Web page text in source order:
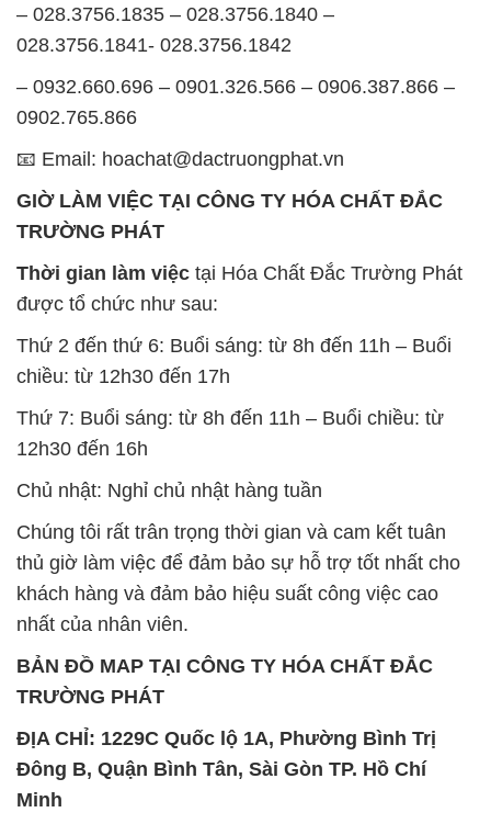
– 028.3756.1835 – 028.3756.1840 –
028.3756.1841- 028.3756.1842
– 0932.660.696 – 0901.326.566 – 0906.387.866 –
0902.765.866
📧 Email: hoachat@dactruongphat.vn
GIỜ LÀM VIỆC TẠI CÔNG TY HÓA CHẤT ĐẮC
TRƯỜNG PHÁT
Thời gian làm việc tại Hóa Chất Đắc Trường Phát
được tổ chức như sau:
Thứ 2 đến thứ 6: Buổi sáng: từ 8h đến 11h – Buổi
chiều: từ 12h30 đến 17h
Thứ 7: Buổi sáng: từ 8h đến 11h – Buổi chiều: từ
12h30 đến 16h
Chủ nhật: Nghỉ chủ nhật hàng tuần
Chúng tôi rất trân trọng thời gian và cam kết tuân
thủ giờ làm việc để đảm bảo sự hỗ trợ tốt nhất cho
khách hàng và đảm bảo hiệu suất công việc cao
nhất của nhân viên.
BẢN ĐỒ MAP TẠI CÔNG TY HÓA CHẤT ĐẮC
TRƯỜNG PHÁT
ĐỊA CHỈ: 1229C Quốc lộ 1A, Phường Bình Trị
Đông B, Quận Bình Tân, Sài Gòn TP. Hồ Chí
Minh